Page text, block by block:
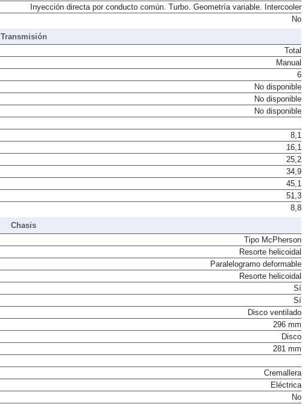
Inyección directa por conducto común. Turbo. Geometría variable. Intercooler
No
Transmisión
Total
Manual
6
No disponible
No disponible
No disponible
8,1
16,1
25,2
34,9
45,1
51,3
8,8
Chasis
Tipo McPherson
Resorte helicoidal
Paralelogramo deformable
Resorte helicoidal
Sí
Sí
Disco ventilado
296 mm
Disco
281 mm
Cremallera
Eléctrica
No